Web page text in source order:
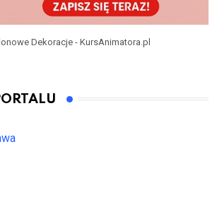
Dekoracje - KursAnimatora.pl